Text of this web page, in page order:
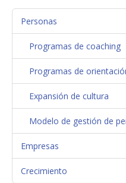
Estructura laboral
Normativas
Mapa de procesos
Plan estratégico
Estrategias de
Comunidades de
formación
Personas
Programas de coaching
Programas de
Expansión de cultura
Modelo de gestión de
Empresas
Crecimiento